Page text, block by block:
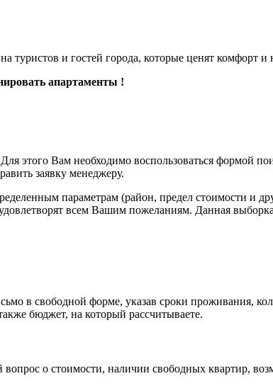
туристов и гостей города, которые ценят комфорт
апартаменты !
этого Вам необходимо воспользоваться формой
заявку менеджеру.
параметрам (район, предел стоимости и
всем Вашим пожеланиям. Данная
в свободной форме, указав сроки проживания,
бюджет, на который рассчитываете.
о стоимости, наличии свободных квартир,